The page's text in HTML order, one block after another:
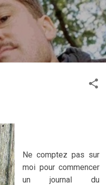
Ne comptez pas sur
moi pour commencer
un journal du